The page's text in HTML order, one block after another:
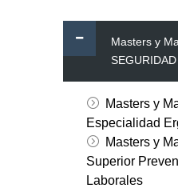
Masters y
Masters y
Especialidad
Masters y
Superior
Laborales